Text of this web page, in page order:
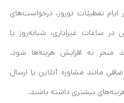
ایام تعطیلات نوروز، درخواست‌های
در ساعات غیراداری، شبانه‌روز یا
منجر به افزایش هزینه‌ها شود.
مانند مشاوره آنلاین یا ارسال
بیشتری داشته باشند.